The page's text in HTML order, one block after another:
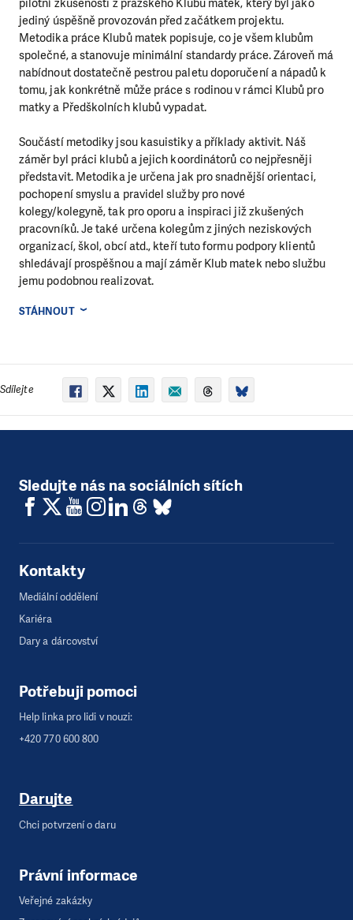
pilotní zkušenosti z pražského Klubu matek, který byl jako
jediný úspěšně provozován před začátkem projektu.
Metodika práce Klubů matek popisuje, co je všem klubům
společné, a stanovuje minimální standardy práce. Zároveň má
nabídnout dostatečně pestrou paletu doporučení a nápadů k
tomu, jak konkrétně může práce s rodinou v rámci Klubů pro
matky a Předškolních klubů vypadat.
Součástí metodiky jsou kasuistiky a příklady aktivit. Náš
záměr byl práci klubů a jejich koordinátorů co nejpřesněji
představit. Metodika je určena jak pro snadnější orientaci,
pochopení smyslu a pravidel služby pro nové
kolegy/kolegyně, tak pro oporu a inspiraci již zkušených
pracovníků. Je také určena kolegům z jiných neziskových
organizací, škol, obcí atd., kteří tuto formu podpory klientů
shledávají prospěšnou a mají záměr Klub matek nebo službu
jemu podobnou realizovat.
STÁHNOUT
Sdílejte
Sledujte nás na sociálních sítích
Kontakty
Mediální oddělení
Kariéra
Dary a dárcovství
Potřebuji pomoci
Help linka pro lidi v nouzi:
+420 770 600 800
Darujte
Chci potvrzení o daru
Právní informace
Veřejné zakázky